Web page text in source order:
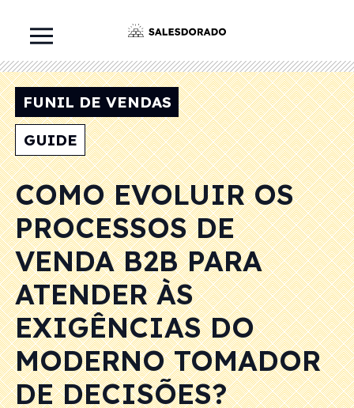
FUNIL DE VENDAS
GUIDE
COMO EVOLUIR OS
PROCESSOS DE
VENDA B2B PARA
ATENDER ÀS
EXIGÊNCIAS DO
MODERNO TOMADOR
DE DECISÕES?